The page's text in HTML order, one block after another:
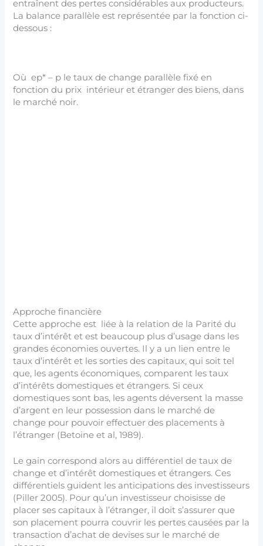
entraînent des pertes considérables aux producteurs.
La balance parallèle est représentée par la fonction ci-
dessous :
Où ep* – p le taux de change parallèle fixé en
fonction du prix intérieur et étranger des biens, dans
le marché noir.
Approche financière
Cette approche est liée à la relation de la Parité du
taux d’intérêt et est beaucoup plus d’usage dans les
grandes économies ouvertes. Il y a un lien entre le
taux d’intérêt et les sorties des capitaux, qui soit tel
que, les agents économiques, comparent les taux
d’intérêts domestiques et étrangers. Si ceux
domestiques sont bas, les agents déversent la masse
d’argent en leur possession dans le marché de
change pour pouvoir effectuer des placements à
l’étranger (Betoine et al, 1989).
Le gain correspond alors au différentiel de taux de
change et d’intérêt domestiques et étrangers. Ces
différentiels guident les anticipations des investisseurs
(Piller 2005). Pour qu’un investisseur choisisse de
placer ses capitaux à l’étranger, il doit s’assurer que
son placement pourra couvrir les pertes causées par la
transaction d’achat de devises sur le marché de